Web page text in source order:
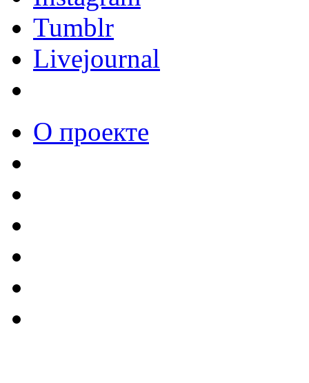
Tumblr
Livejournal
О проекте